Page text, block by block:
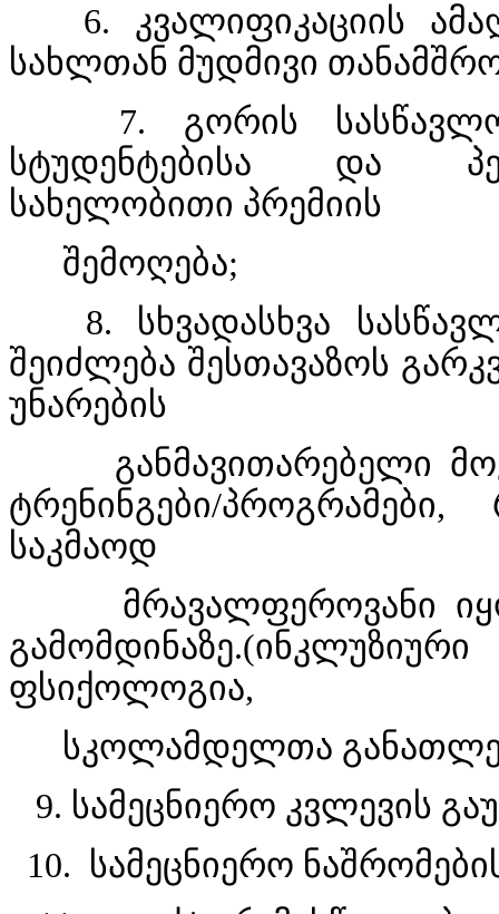
6. კვალიფიკაციის
სახლთან მუდმივი
7. გორის სასწავლო
სტუდენტებისა და
სახელობითი პრემიის
შემოღება;
8. სხვადასხვა
შეიძლება შესთავაზოს
უნარების
განმავითარებელი
ტრენინგები/
საკმაოდ
მრავალფეროვანი იყოს
ფსიქოლოგია,
სკოლამდელთა
9. სამეცნიერო კვლევის
10. სამეცნიერო